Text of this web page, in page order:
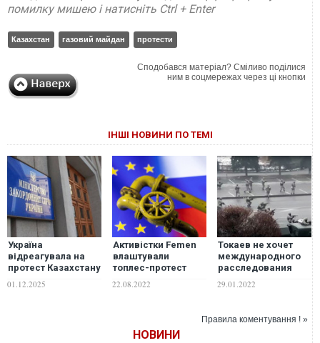
помилку мишею і натисніть Ctrl + Enter
Казахстан газовий майдан протести
Сподобався матеріал? Сміливо поділися
ним в соцмережах через ці кнопки
ІНШІ НОВИНИ ПО ТЕМІ
Україна
відреагувала на
протест Казахстану
проти ударів по
нафтовому
01.12.2025
Активістки Femen
влаштували
топлес-протест
біля канцлера
Німеччини Шольца,
22.08.2022
Токаев не хочет
международного
расследования
протестов в
Казахстане
29.01.2022
Правила коментування ! »
НОВИНИ